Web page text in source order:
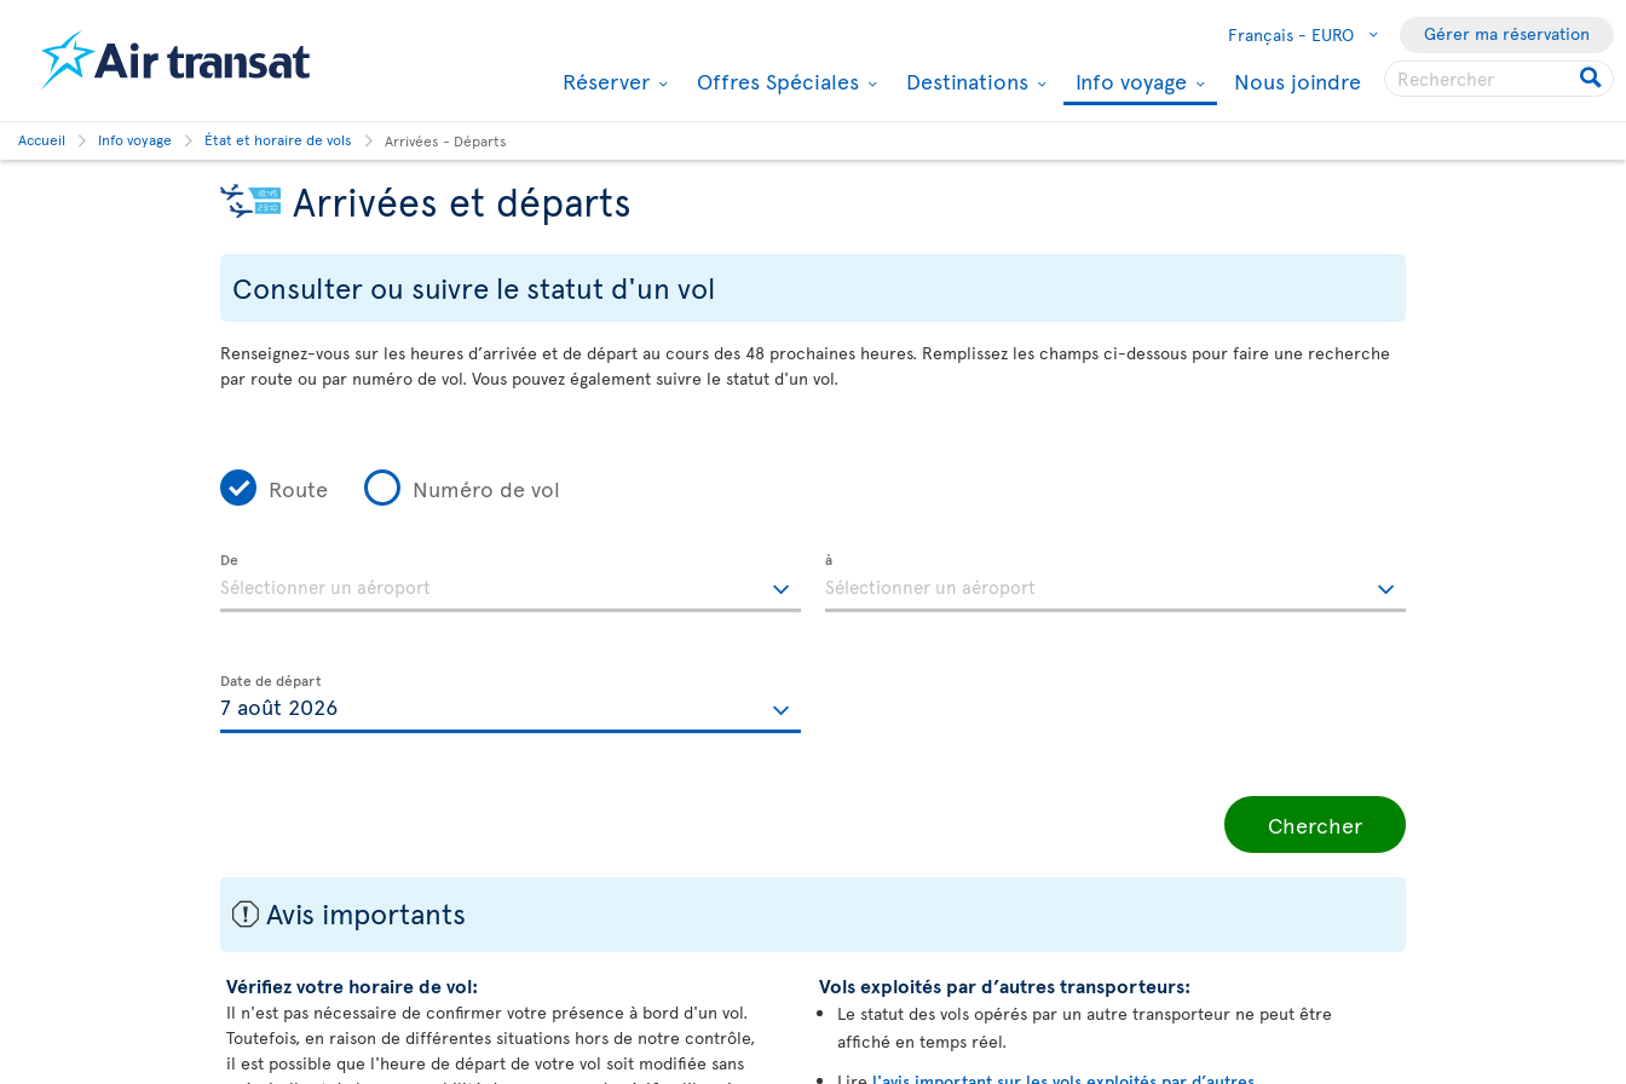
Français - EURO Gérer ma réservation
Réserver Offres Spéciales Destinations Info voyage Nous joindre
Accueil Info voyage État et horaire de vols Arrivées - Départs
Arrivées et départs
Consulter ou suivre le statut d'un vol
Renseignez-vous sur les heures d’arrivée et de départ au cours des 48 prochaines heures. Remplissez les champs ci-dessous pour faire une recherche
par route ou par numéro de vol. Vous pouvez également suivre le statut d'un vol.
Route Numéro de vol
De à
Date de départ
Chercher
ü Avis importants
Vérifiez votre horaire de vol:
Il n'est pas nécessaire de confirmer votre présence à bord d'un vol.
Toutefois, en raison de différentes situations hors de notre contrôle,
il est possible que l'heure de départ de votre vol soit modifiée sans
Vols exploités par d’autres transporteurs:
Le statut des vols opérés par un autre transporteur ne peut être
affiché en temps réel.